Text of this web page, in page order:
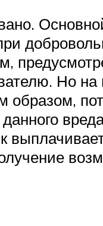
Но на
образом,